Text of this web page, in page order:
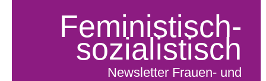
Feministisch-
sozialistisch
Newsletter Frauen- und